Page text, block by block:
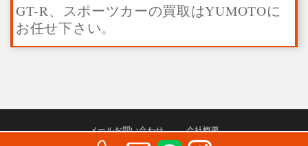
GT-R、スポーツカーの買取はYUMOTOに
お任せ下さい。
メールお問い合わせ 会社概要